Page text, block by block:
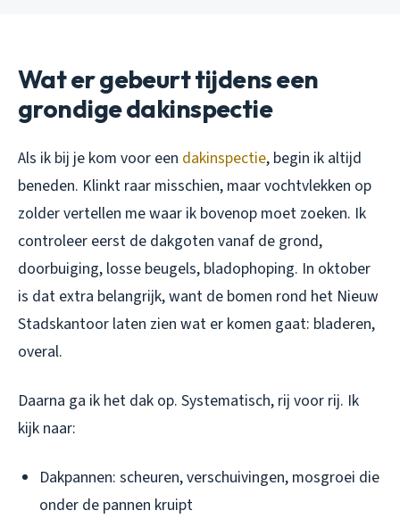
Wat er gebeurt tijdens een
grondige dakinspectie
Als ik bij je kom voor een dakinspectie, begin ik altijd
beneden. Klinkt raar misschien, maar vochtvlekken op
zolder vertellen me waar ik bovenop moet zoeken. Ik
controleer eerst de dakgoten vanaf de grond,
doorbuiging, losse beugels, bladophoping. In oktober
is dat extra belangrijk, want de bomen rond het Nieuw
Stadskantoor laten zien wat er komen gaat: bladeren,
overal.
Daarna ga ik het dak op. Systematisch, rij voor rij. Ik
kijk naar:
Dakpannen: scheuren, verschuivingen, mosgroei die
onder de pannen kruipt